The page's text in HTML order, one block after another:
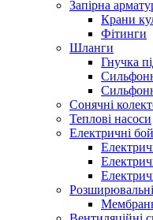
Запірна
Крани
Фітинги
Шланги
Гнучка
Сонячні
Теплові насоси
Електричні